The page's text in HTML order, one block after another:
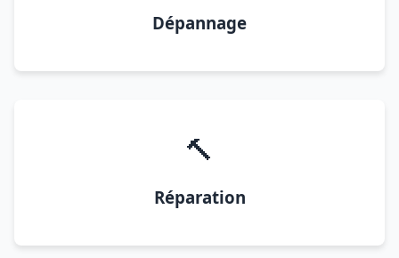
Dépannage
🔨
Réparation